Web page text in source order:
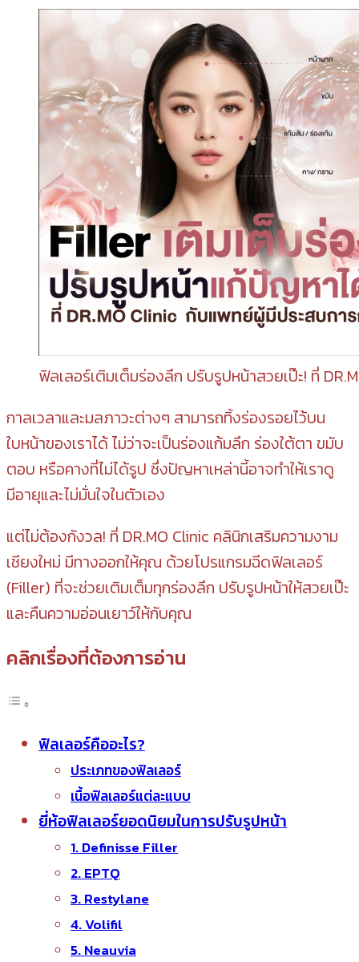
ฟิลเลอร์เติมเต็มร่องลึก ปรับรูปหน้าสวยเป๊ะ! ที่
กาลเวลาและมลภาวะต่างๆ สามารถทิ้งร่องรอยไว้บน
ใบหน้าของเราได้ ไม่ว่าจะเป็นร่องแก้มลึก ร่องใต้ตา ขมับ
ตอบ หรือคางที่ไม่ได้รูป ซึ่งปัญหาเหล่านี้อาจทำให้เราดู
มีอายุและไม่มั่นใจในตัวเอง
แต่ไม่ต้องกังวล! ที่ DR.MO Clinic คลินิกเสริมความงาม
เชียงใหม่ มีทางออกให้คุณ ด้วยโปรแกรมฉีดฟิลเลอร์
(Filler) ที่จะช่วยเติมเต็มทุกร่องลึก ปรับรูปหน้าให้สวยเป๊ะ
และคืนความอ่อนเยาว์ให้กับคุณ
คลิกเรื่องที่ต้องการอ่าน
ฟิลเลอร์คืออะไร?
ประเภทของฟิลเลอร์
เนื้อฟิลเลอร์แต่ละแบบ
ยี่ห้อฟิลเลอร์ยอดนิยมในการปรับรูปหน้า
1. Definisse Filler
2. EPTQ
3. Restylane
4. Volifil
5. Neauvia